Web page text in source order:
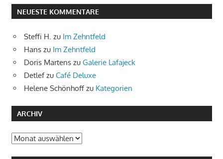
NEUESTE KOMMENTARE
Steffi H. zu Im Zehntfeld
Hans zu Im Zehntfeld
Doris Martens zu Galerie Lafajeck
Detlefzu Café Deluxe
Helene Schönhoff zu Kategorien
ARCHIV
Archiv